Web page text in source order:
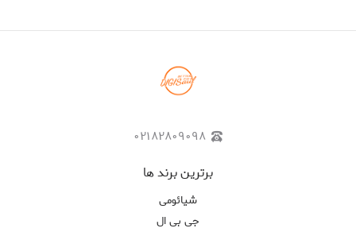
۰۲۱۸۲۸۰۹۰۹۸
برترین برند ها
شیائومی
جی بی ال